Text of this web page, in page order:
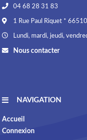
04 68 28 31 83
1 Rue Paul Riquet *
Lundi, mardi, jeudi,
Nous contacter
NAVIGATION
Accueil
Connexion